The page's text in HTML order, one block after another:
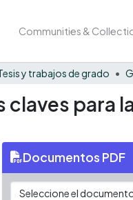
Communities &
y trabajos de grado
claves para
Documentos PDF